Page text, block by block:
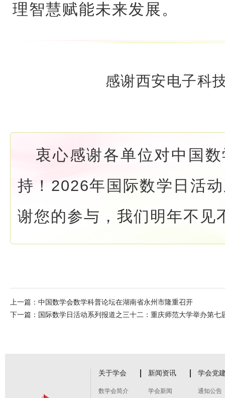
理智慧赋能未来发展。
感谢西安电子科
衷心感谢各单位对中国
持！2026年国际数学日活
谢您的参与，我们明年不见
上一篇： 中国数学会数学科普论坛在湖南省永州市隆重召开
下一篇： 国际数学日活动系列报道之三十二：重庆师范大学举办第七
关于学会
数学会简介
新闻资讯
学会新闻
学会党
通知公告